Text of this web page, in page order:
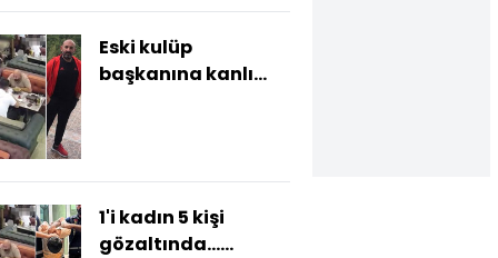
Eski kulüp
başkanına kanlı
1'i kadın 5 kişi
gözaltında...